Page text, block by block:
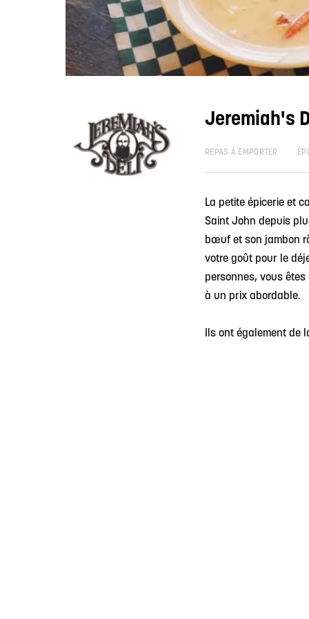
Jeremiah's
REPAS À EMPORTER
La petite épicerie et
Saint John depuis
bœuf et son jambon
votre goût pour le
personnes, vous
à un prix abordable.
Ils ont également de